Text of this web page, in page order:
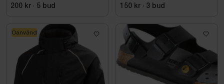
200 kr · 5 bud 150 kr · 3 bud
Oanvänd